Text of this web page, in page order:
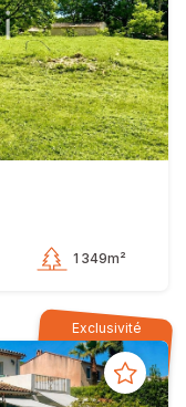
1 349m²
Exclusivité